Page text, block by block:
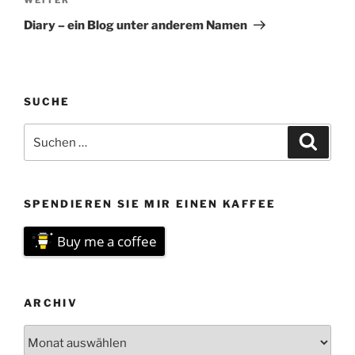
Beitrag
Diary – ein Blog unter anderem Namen
SUCHE
nach:
SPENDIEREN SIE MIR EINEN KAFFEE
Buy me a coffee
ARCHIV